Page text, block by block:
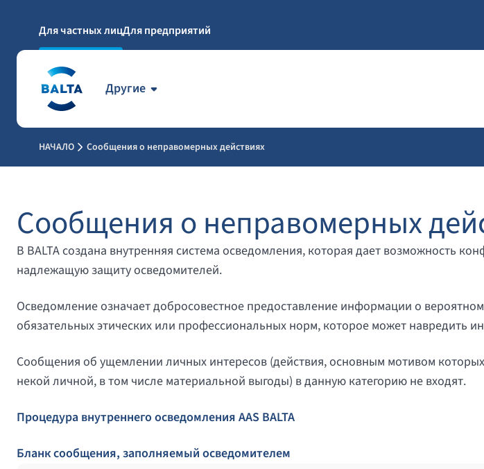
Для частных лицДля предприятий
Другие
НАЧАЛО Сообщения о неправомерных действиях
Сообщения о неправомерных
В BALTA создана внутренняя система осведомления, которая дает возможность
надлежащую защиту осведомителей.
Осведомление означает добросовестное предоставление информации о
обязательных этических или профессиональных норм, которое может навредить
Сообщения об ущемлении личных интересов (действия, основным мотивом
некой личной, в том числе материальной выгоды) в данную категорию не входят.
Процедура внутреннего осведомления AAS BALTA
Бланк сообщения, заполняемый осведомителем